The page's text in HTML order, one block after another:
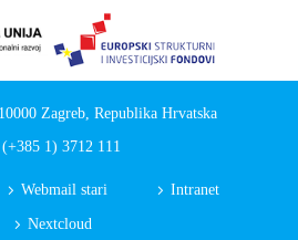
Zagreb, Republika Hrvatska
(+385 1) 3712 111
Webmail stari Intranet
Nextcloud